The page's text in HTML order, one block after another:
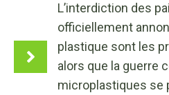
L’interdiction des
officiellement
plastique sont les
alors que la guerre
microplastiques se